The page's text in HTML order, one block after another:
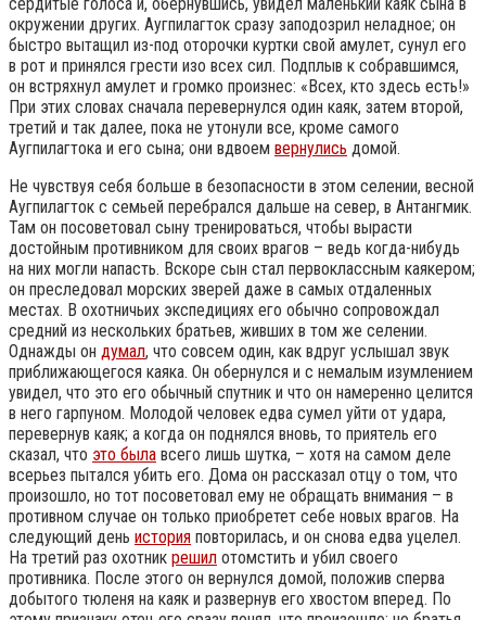
окружении других. Аугпилагток сразу заподозрил неладное; он
быстро вытащил из-под оторочки куртки свой амулет, сунул его
в рот и принялся грести изо всех сил. Подплыв к собравшимся,
он встряхнул амулет и громко произнес: «Всех, кто здесь есть!»
При этих словах сначала перевернулся один каяк, затем второй,
третий и так далее, пока не утонули все, кроме самого
Аугпилагтока и его сына; они вдвоем вернулись домой.
Не чувствуя себя больше в безопасности в этом селении, весной
Аугпилагток с семьей перебрался дальше на север, в Антангмик.
Там он посоветовал сыну тренироваться, чтобы вырасти
достойным противником для своих врагов – ведь когда-нибудь
на них могли напасть. Вскоре сын стал первоклассным каякером;
он преследовал морских зверей даже в самых отдаленных
местах. В охотничьих экспедициях его обычно сопровождал
средний из нескольких братьев, живших в том же селении.
Однажды он думал, что совсем один, как вдруг услышал звук
приближающегося каяка. Он обернулся и с немалым изумлением
увидел, что это его обычный спутник и что он намеренно целится
в него гарпуном. Молодой человек едва сумел уйти от удара,
перевернув каяк; а когда он поднялся вновь, то приятель его
сказал, что это была всего лишь шутка, – хотя на самом деле
всерьез пытался убить его. Дома он рассказал отцу о том, что
произошло, но тот посоветовал ему не обращать внимания – в
противном случае он только приобретет себе новых врагов. На
следующий день история повторилась, и он снова едва уцелел.
На третий раз охотник решил отомстить и убил своего
противника. После этого он вернулся домой, положив сперва
добытого тюленя на каяк и развернув его хвостом вперед. По